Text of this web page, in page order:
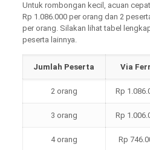
Untuk rombongan kecil, acuan
Rp 1.086.000 per orang dan 2
per orang. Silakan lihat tabel
peserta lainnya.
Jumlah Peserta Via
2 orang Rp
3 orang Rp
4 orang Rp